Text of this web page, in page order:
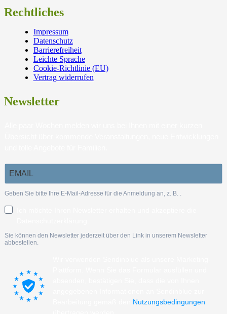
Rechtliches
Impressum
Datenschutz
Barrierefreiheit
Leichte Sprache
Cookie-Richtlinie (EU)
Vertrag widerrufen
Newsletter
Geben Sie bitte Ihre E-Mail-Adresse für die Anmeldung an, z. B. .
Sie können den Newsletter jederzeit über den Link in unserem Newsletter
abbestellen.
Nutzungsbedingungen